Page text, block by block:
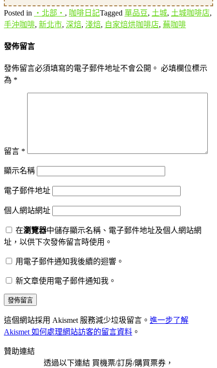
Posted in ‧北部‧ , 咖啡日記Tagged 單品豆, 土城, 土城咖啡店,
手沖咖啡, 新北市, 深焙, 淺焙, 自家焙烘咖啡店, 蕪咖啡
發佈留言
發佈留言必須填寫的電子郵件地址不會公開。 必填欄位標示
為 *
留言 *
顯示名稱
電子郵件地址
個人網站網址
在瀏覽器中儲存顯示名稱、電子郵件地址及個人網站網
址，以供下次發佈留言時使用。
用電子郵件通知我後續的迴響。
新文章使用電子郵件通知我。
這個網站採用 Akismet 服務減少垃圾留言。 進一步了解
Akismet 如何處理網站訪客的留言資料 。
贊助連結
透過以下連結 買機票/訂房/購買票券，